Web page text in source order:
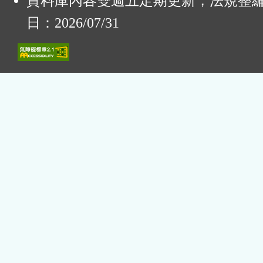
日：2026/07/31